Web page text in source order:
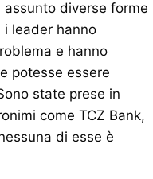
diverse forme
i leader hanno
e hanno
potesse essere
state prese in
come TCZ Bank,
di esse è